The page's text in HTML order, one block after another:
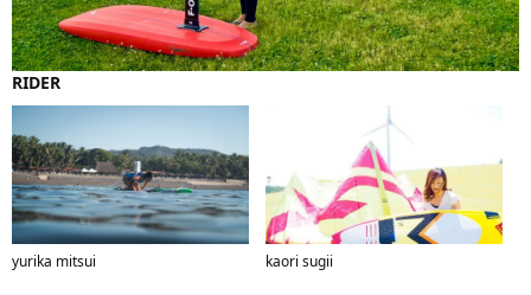
RIDER
yurika mitsui kaori sugii